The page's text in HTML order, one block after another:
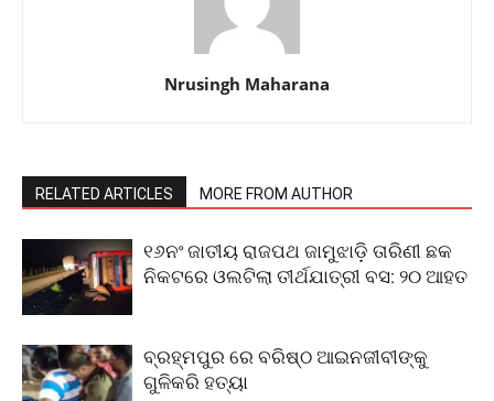
Nrusingh Maharana
RELATED ARTICLES MORE FROM AUTHOR
୧୬ନଂ ଜାତୀୟ ରାଜପଥ ଜାମୁଝାଡ଼ି ତାରିଣୀ ଛକ
ନିକଟରେ ଓଲଟିଲା ତୀର୍ଥଯାତ୍ରୀ ବସ: ୨୦ ଆହତ
ବ୍ରହ୍ମପୁର ରେ ବରିଷ୍ଠ ଆଇନଜୀବୀଙ୍କୁ
ଗୁଳିକରି ହତ୍ୟା